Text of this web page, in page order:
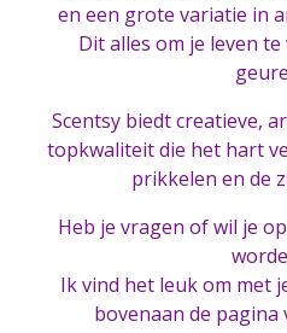
en een grote variatie in
Dit alles om je leven
Scentsy biedt creatieve,
topkwaliteit die het hart
prikkelen en de
Heb je vragen of wil je
Ik vind het leuk om met
bovenaan de pagina